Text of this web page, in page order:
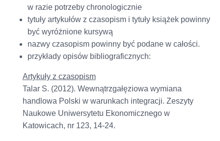
w razie potrzeby chronologicznie
tytuły artykułów z czasopism i tytuły książek powinny
być wyróżnione kursywą
nazwy czasopism powinny być podane w całości.
przykłady opisów bibliograficznych:
Artykuły z czasopism
Talar S. (2012). Wewnątrzgałęziowa wymiana
handlowa Polski w warunkach integracji. Zeszyty
Naukowe Uniwersytetu Ekonomicznego w
Katowicach, nr 123, 14-24.